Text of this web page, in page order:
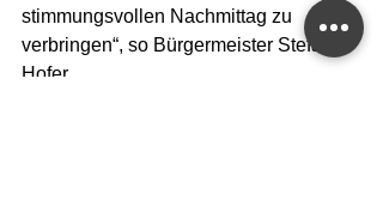
stimmungsvollen Nachmittag zu
verbringen“, so Bürgermeister Stefan
Hofer.